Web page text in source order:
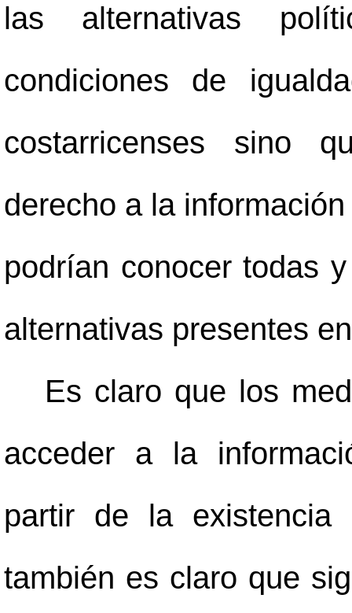
las alternativas
condiciones de
costarricenses sino
derecho a la
podrían conocer todas
alternativas presentes
Es claro que los
acceder a la
partir de la
también es claro que